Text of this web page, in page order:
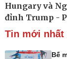
Khởi nghiệp
Hungary và
đỉnh Trump -
Tin mới nhất
Bế